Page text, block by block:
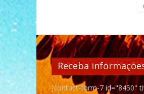
Receba
[contact-form-7 id="8450"